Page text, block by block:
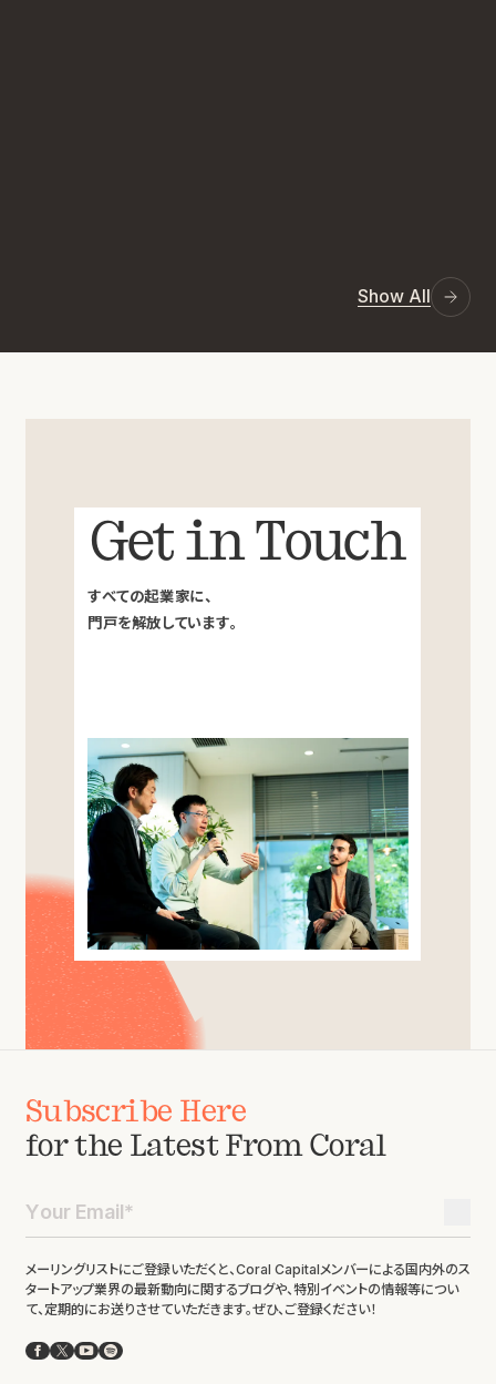
Show All
Get in Touch
すべての起業家に、
門戸を解放しています。
Subscribe Here
for the Latest From Coral
メーリングリストにご登録いただくと、Coral Capitalメンバーによる国内外のス
タートアップ業界の最新動向に関するブログや、特別イベントの情報等につい
て、定期的にお送りさせていただきます。ぜひ、ご登録ください！
Facebook
X YouTube
Spotify